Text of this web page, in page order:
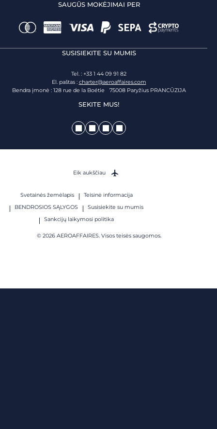
SAUGŪS MOKĖJIMAI PER
SUSISIEKITE SU MUMIS
Tel. : +33 1 44 09 91 82
El. paštas : charter@aeroaffaires.com
Bendra įmonė : 128 rue de la Boétie 75008 Paryžius PRANCŪZIJA
SEKITE MUS!
Svetainės žemėlapis
Teisinė informacija
BENDROSIOS SĄLYGOS
Susisiekite su mumis
Sankcijų laikymosi politika
© 2026 AEROAFFAIRES. Visos teisės saugomos.
Eik aukščiau